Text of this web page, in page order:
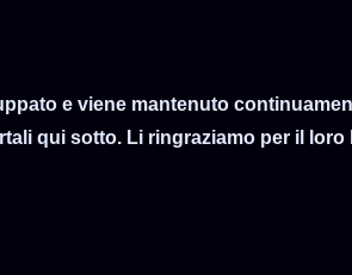
e viene mantenuto
qui sotto. Li ringraziamo per il loro